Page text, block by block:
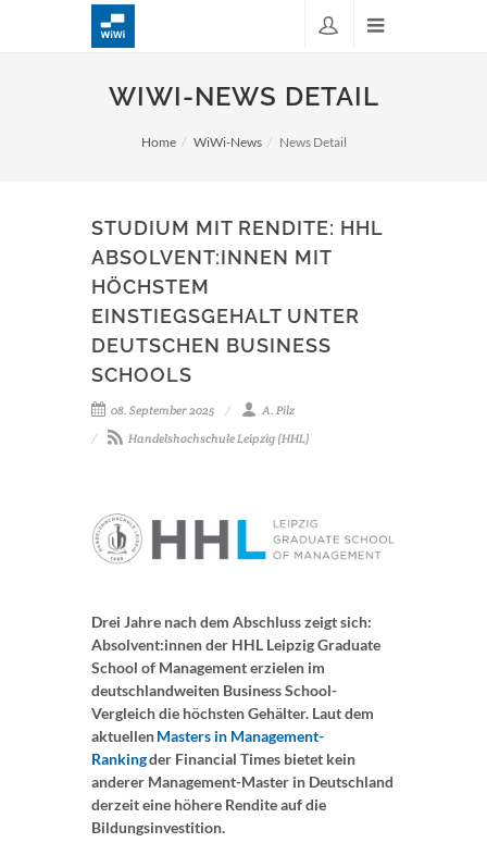
WIWI-NEWS DETAIL
Home WiWi-News News Detail
STUDIUM MIT RENDITE: HHL
ABSOLVENT:INNEN MIT
HÖCHSTEM
EINSTIEGSGEHALT UNTER
DEUTSCHEN BUSINESS
SCHOOLS
08. September 2025
A. Pilz
Handelshochschule Leipzig (HHL)
Drei Jahre nach dem Abschluss zeigt sich:
Absolvent:innen der HHL Leipzig Graduate
School of Management erzielen im
deutschlandweiten Business School-
Vergleich die höchsten Gehälter. Laut dem
aktuellenMasters in Management-
Rankingder Financial Times bietet kein
anderer Management-Master in Deutschland
derzeit eine höhere Rendite auf die
Bildungsinvestition.